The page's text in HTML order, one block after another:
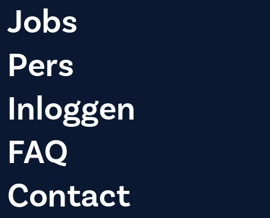
Jobs
Pers
Inloggen
FAQ
Contact